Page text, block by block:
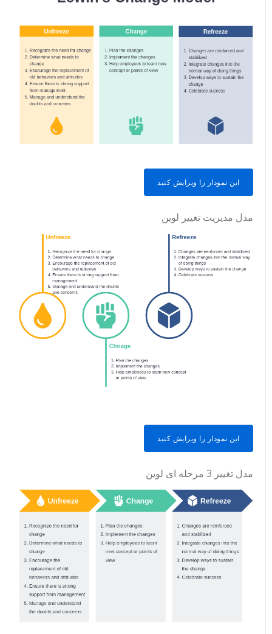
این نمودار را ویرایش کنید
مدل مدیریت تغییر لوین
این نمودار را ویرایش کنید
مدل تغییر 3 مرحله ای لوین